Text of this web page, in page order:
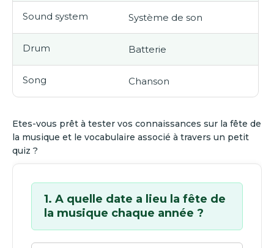
Sound system Système de son
Drum Batterie
Song Chanson
Etes-vous prêt à tester vos connaissances sur la fête de
la musique et le vocabulaire associé à travers un petit
quiz ?
1. A quelle date a lieu la fête de
la musique chaque année ?